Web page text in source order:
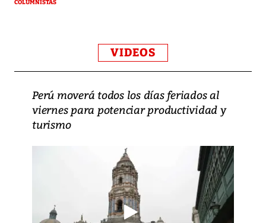
COLUMNISTAS
VIDEOS
Perú moverá todos los días feriados al
viernes para potenciar productividad y
turismo